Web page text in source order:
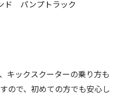
キックスクーターの乗り方も
ので、初めての方でも安心し